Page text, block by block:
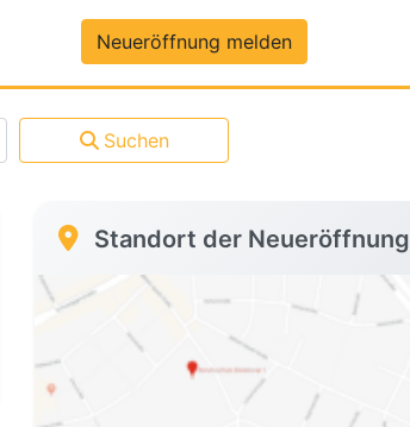
Premium-DatenNeueröffnung melden
Suchen
Standort der Neueröffnung